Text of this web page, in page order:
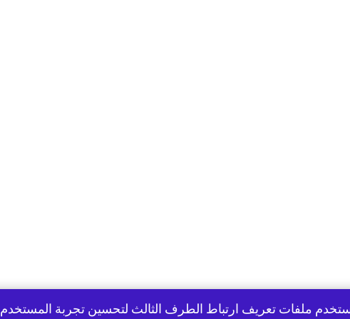
ملفات تعريف ارتباط الطرف الثالث لتحسين تجربة المستخدم